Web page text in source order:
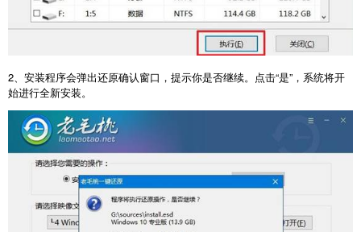
2、安装程序会弹出还原确认窗口，提示你是否继续。点击“是”，系统将开
始进行全新安装。